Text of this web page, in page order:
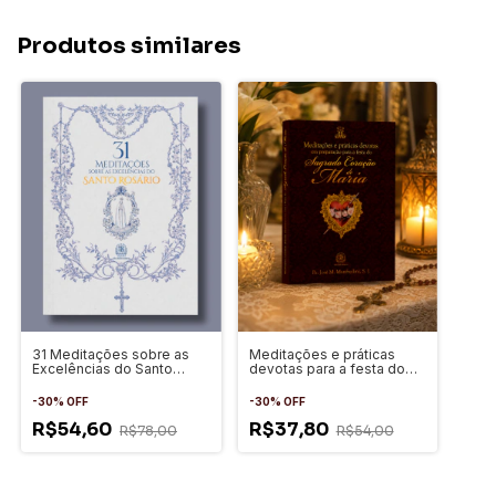
Produtos similares
31 Meditações sobre as
Excelências do Santo
-30% OFF
R$54,60 R$78,00
Meditações e práticas
devotas para a festa do
-30% OFF
R$37,80 R$54,00